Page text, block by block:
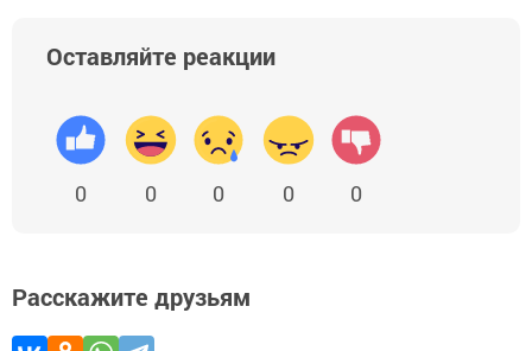
Оставляйте реакции
0 0 0 0 0
Расскажите друзьям